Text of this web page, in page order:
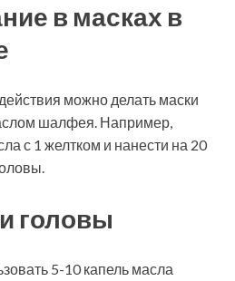
в масках в
можно делать маски
шалфея. Например,
с 1 желтком и нанести на 20
головы
5-10 капель масла